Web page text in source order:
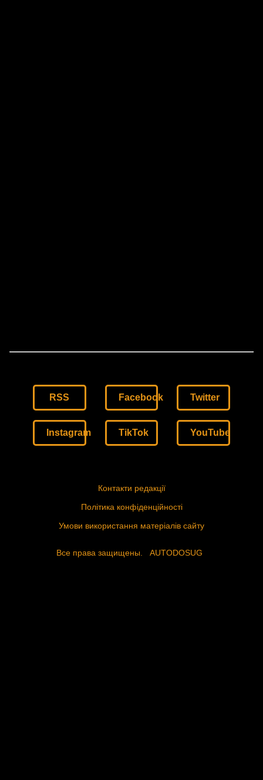
RSS Facebook Twitter
Instagram TikTok YouTube
Контакти редакції
Політика конфіденційності
Умови використання матеріалів сайту
Все права защищены. AUTODOSUG